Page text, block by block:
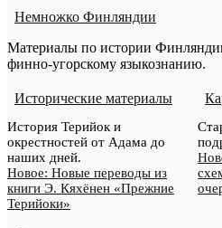
Немножко Финляндии
Материалы по истории
финно-угорскому языкознанию.
Исторические материалы
История Терийок и
окрестностей от Адама до
наших дней.
Новое: Новые переводы из
книги Э. Кяхёнен «Прежние
Терийоки»